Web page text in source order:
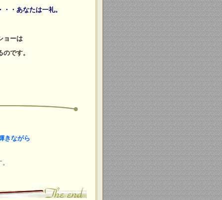
・・ あなたは一礼。
ョーは
です。
きながら